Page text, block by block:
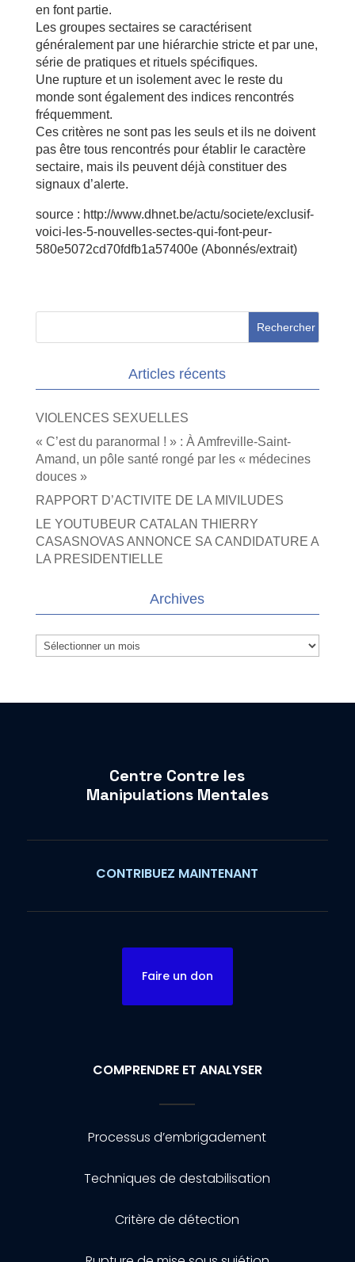
en font partie.
Les groupes sectaires se caractérisent
généralement par une hiérarchie stricte et par une,
série de pratiques et rituels spécifiques.
Une rupture et un isolement avec le reste du
monde sont également des indices rencontrés
fréquemment.
Ces critères ne sont pas les seuls et ils ne doivent
pas être tous rencontrés pour établir le caractère
sectaire, mais ils peuvent déjà constituer des
signaux d’alerte.
source : http://www.dhnet.be/actu/societe/exclusif-
voici-les-5-nouvelles-sectes-qui-font-peur-
580e5072cd70fdfb1a57400e (Abonnés/extrait)
Articles récents
VIOLENCES SEXUELLES
« C’est du paranormal ! » : À Amfreville-Saint-
Amand, un pôle santé rongé par les « médecines
douces »
RAPPORT D’ACTIVITE DE LA MIVILUDES
LE YOUTUBEUR CATALAN THIERRY
CASASNOVAS ANNONCE SA CANDIDATURE A
LA PRESIDENTIELLE
Archives
Archives
Centre Contre les
Manipulations Mentales
CONTRIBUEZ MAINTENANT
Faire un don
COMPRENDRE ET ANALYSER
Processus d’embrigadement
Techniques de destabilisation
Critère de détection